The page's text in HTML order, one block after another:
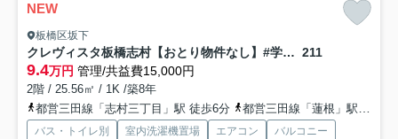
NEW
板橋区坂下
クレヴィスタ板橋志村【おとり物件なし】#学生・社会人にオススメ！初期費用分割払いOK！ 211
9.4万円 管理/共益費15,000円
2階 / 25.56㎡ / 1K /築8年
都営三田線「志村三丁目」駅 徒歩6分
都営三田線「蓮根」駅 徒歩10分
バス・トイレ別 室内洗濯機置場 エアコン
バルコニー